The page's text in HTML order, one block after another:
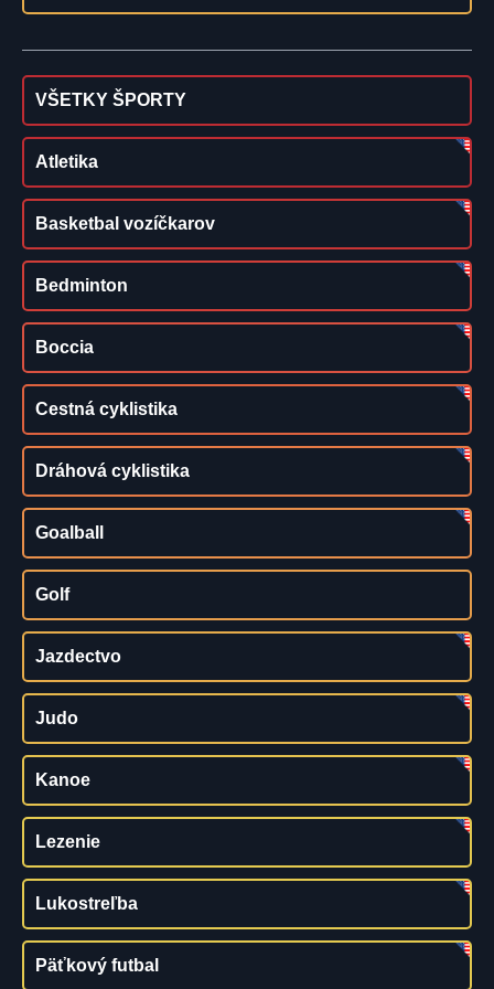
VŠETKY ŠPORTY
Atletika
Basketbal vozíčkarov
Bedminton
Boccia
Cestná cyklistika
Dráhová cyklistika
Goalball
Golf
Jazdectvo
Judo
Kanoe
Lezenie
Lukostreľba
Päťkový futbal